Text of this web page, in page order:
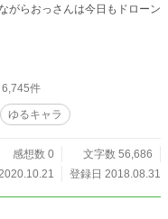
がらおっさんは今日もドローン
6,745件
ゆるキャラ
感想数 0
文字数 56,686
登録日 2018.08.31